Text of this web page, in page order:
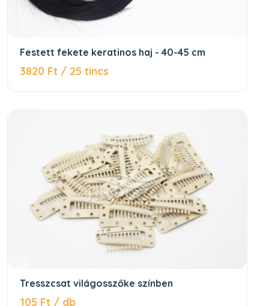
Festett fekete keratinos haj - 40-45 cm
3820 Ft / 25 tincs
Tresszcsat világosszőke színben
105 Ft / db